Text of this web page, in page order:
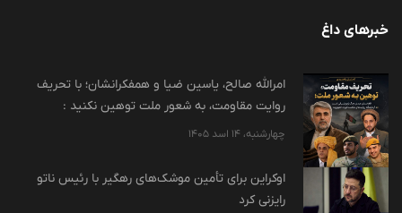
خبرهای داغ
امرالله صالح، یاسین ضیا و همفکرانشان؛ با تحریف
روایت مقاومت، به شعور ملت توهین نکنید :
چهارشنبه، 14 اسد 1405
اوکراین برای تأمین موشک‌های رهگیر با رئیس ناتو
رایزنی کرد